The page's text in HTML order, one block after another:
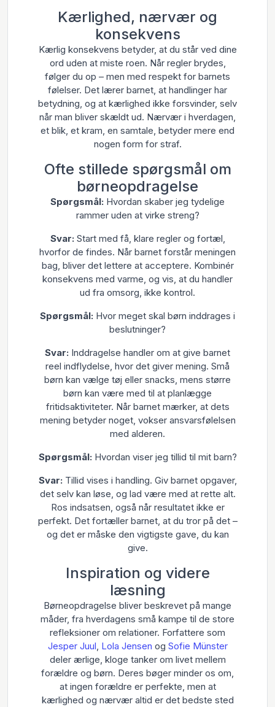
Kærlighed, nærvær og
konsekvens
Kærlig konsekvens betyder, at du står ved dine
ord uden at miste roen. Når regler brydes,
følger du op – men med respekt for barnets
følelser. Det lærer barnet, at handlinger har
betydning, og at kærlighed ikke forsvinder, selv
når man bliver skældt ud. Nærvær i hverdagen,
et blik, et kram, en samtale, betyder mere end
nogen form for straf.
Ofte stillede spørgsmål om
børneopdragelse
Spørgsmål: Hvordan skaber jeg tydelige
rammer uden at virke streng?
Svar: Start med få, klare regler og fortæl,
hvorfor de findes. Når barnet forstår meningen
bag, bliver det lettere at acceptere. Kombinér
konsekvens med varme, og vis, at du handler
ud fra omsorg, ikke kontrol.
Spørgsmål: Hvor meget skal børn inddrages i
beslutninger?
Svar: Inddragelse handler om at give barnet
reel indflydelse, hvor det giver mening. Små
børn kan vælge tøj eller snacks, mens større
børn kan være med til at planlægge
fritidsaktiviteter. Når barnet mærker, at dets
mening betyder noget, vokser ansvarsfølelsen
med alderen.
Spørgsmål: Hvordan viser jeg tillid til mit barn?
Svar: Tillid vises i handling. Giv barnet opgaver,
det selv kan løse, og lad være med at rette alt.
Ros indsatsen, også når resultatet ikke er
perfekt. Det fortæller barnet, at du tror på det –
og det er måske den vigtigste gave, du kan
give.
Inspiration og videre
læsning
Børneopdragelse bliver beskrevet på mange
måder, fra hverdagens små kampe til de store
refleksioner om relationer. Forfattere som
Jesper Juul, Lola Jensen og Sofie Münster
deler ærlige, kloge tanker om livet mellem
forældre og børn. Deres bøger minder os om,
at ingen forældre er perfekte, men at
kærlighed og nærvær altid er det bedste sted